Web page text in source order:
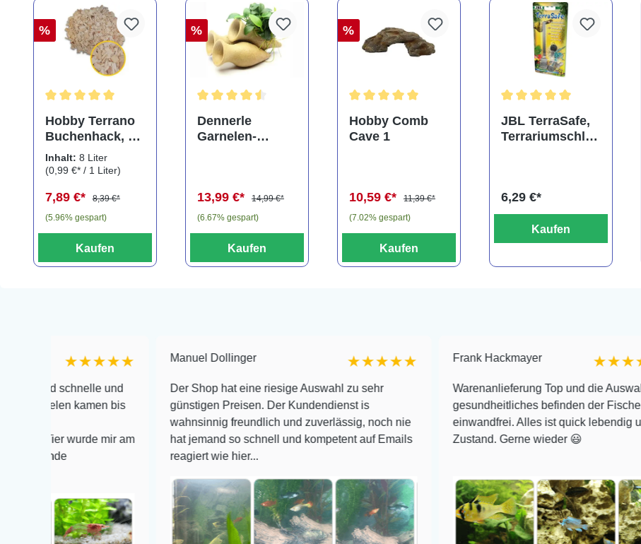
%
Hobby Terrano
Buchenhack, 8
Liter
Inhalt: 8 Liter
(0,99 €* / 1 Liter)
7,89 €*
8,39 €*
(5.96% gespart)
Kaufen
%
Dennerle
Garnelen-
3er Tonamphore
13,99 €*
14,99 €*
(6.67% gespart)
Kaufen
%
Hobby Comb
Cave 1
10,59 €*
11,39 €*
(7.02% gespart)
Kaufen
JBL TerraSafe,
Terrariumschlos
6,29 €*
Kaufen
★★★★★
und
kamen bis
wurde mir am
Manuel Dollinger ★★★★★
Der Shop hat eine riesige Auswahl zu sehr
günstigen Preisen. Der Kundendienst is
wahnsinnig freundlich und zuverlässig, noch nie
hat jemand so schnell und kompetent auf Emails
reagiert wie hier...
Frank Hackmayer ★★★★
Warenanlieferung Top und die Auswahl plus
gesundheitliches befinden der Fische
einwandfrei. Alles ist quick lebendig und im super
Zustand. Gerne wieder 😃